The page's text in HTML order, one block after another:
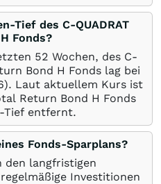
Tief des C-QUADRAT
Fonds?
52 Wochen, des C-
Bond H Fonds lag bei
). Laut aktuellem Kurs ist
Return Bond H Fonds
Tief entfernt.
Fonds-Sparplans?
den langfristigen
Investitionen